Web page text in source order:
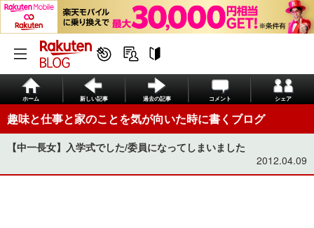
ホーム 新しい記事 過去の記事 コメント シェア
趣味と仕事と家のことを気が向いた時に書くブログ
【中一長女】入学式でした/委員になってしまいました
2012.04.09